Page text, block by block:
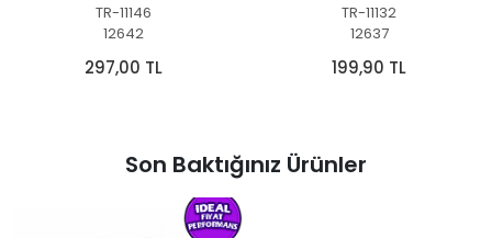
TR-11146
12642
297,00 TL
TR-11132
12637
199,90 TL
Son Baktığınız Ürünler